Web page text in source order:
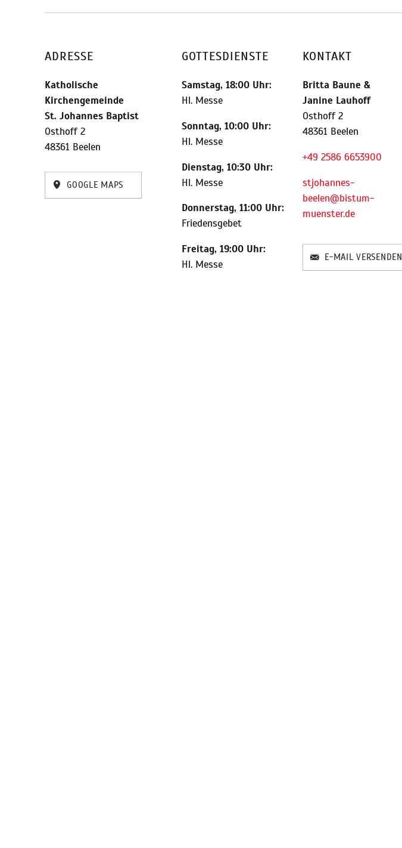
ADRESSE
Katholische
Kirchengemeinde
St. Johannes Baptist
Osthoff 2
48361 Beelen
GOOGLE MAPS
GOTTESDIENSTE
Samstag, 18:00 Uhr:
Hl. Messe
Sonntag, 10:00 Uhr:
Hl. Messe
Dienstag, 10:30 Uhr:
Hl. Messe
Donnerstag, 11:00 Uhr:
Friedensgebet
Freitag, 19:00 Uhr:
Hl. Messe
KONTAKT
Britta Baune &
Janine Lauhoff
Osthoff 2
48361 Beelen
+49 2586 6653900
stjohannes-
beelen@bistum-
muenster.de
E-MAIL VERSENDEN